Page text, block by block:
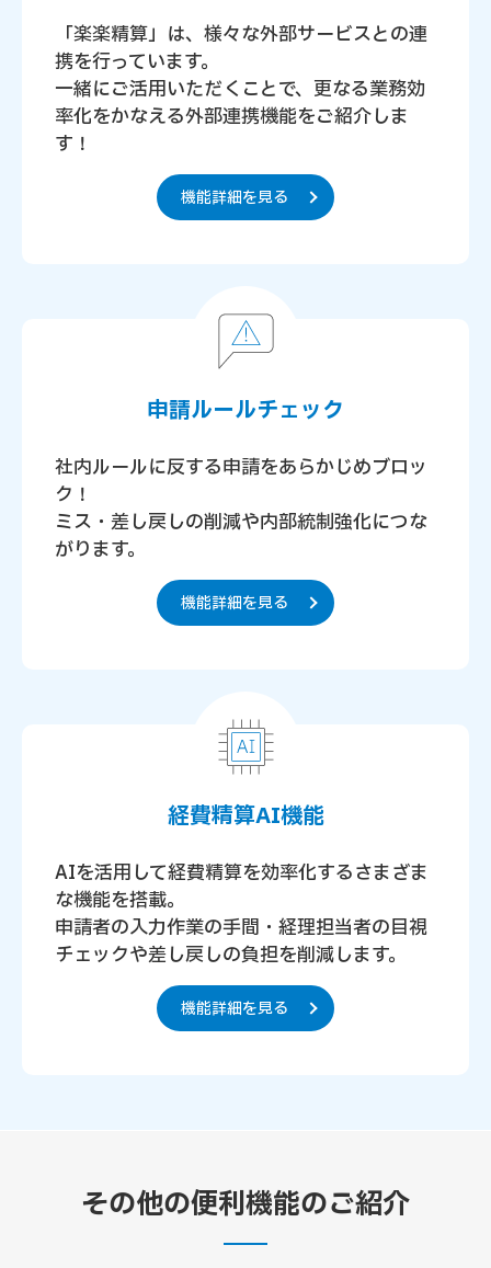
「楽楽精算」は、様々な外部サービスとの連
携を行っています。
一緒にご活用いただくことで、更なる業務効
率化をかなえる外部連携機能をご紹介しま
す！
機能詳細を見る
申請ルールチェック
社内ルールに反する申請をあらかじめブロッ
ク！
ミス・差し戻しの削減や内部統制強化につな
がります。
機能詳細を見る
経費精算AI機能
AIを活用して経費精算を効率化するさまざま
な機能を搭載。
申請者の入力作業の手間・経理担当者の目視
チェックや差し戻しの負担を削減します。
機能詳細を見る
その他の便利機能のご紹介